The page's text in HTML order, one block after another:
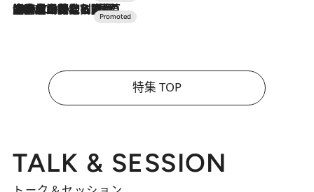
2026.7.10
NEW OPEN！【界 草津】名湯の地に誕生。趣の異なる2種の温泉と上州ならではの会席・蕎麦割烹など美食を味わう究極の癒やし旅
特集 TOP
TALK & SESSION